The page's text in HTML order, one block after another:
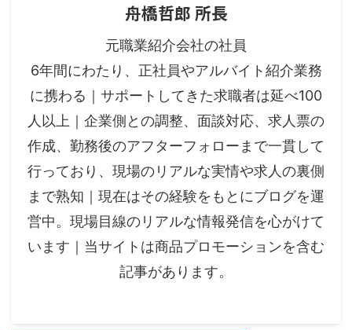
舟橋哲郎 所長
元職業紹介会社の社員
6年間にわたり、正社員やアルバイト紹介業務
に携わる｜サポートしてきた求職者は延べ100
人以上｜企業側との調整、面談対応、求人票の
作成、勤務後のアフターフォローまで一貫して
行っており、現場のリアルな実情や求人の裏側
まで熟知｜現在はその経験をもとにブログを運
営中。現場目線のリアルな情報発信を心がけて
います｜当サイトは商品プロモーションを含む
記事があります。